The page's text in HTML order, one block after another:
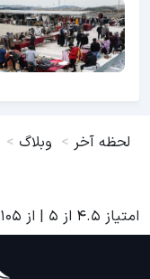
لحظه آخر وبلاگ
امتیاز 4.5 از 5 | از 105